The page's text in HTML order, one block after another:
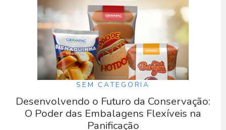
SEM CATEGORIA
Desenvolvendo o Futuro da Conservação:
O Poder das Embalagens Flexíveis na
Panificação